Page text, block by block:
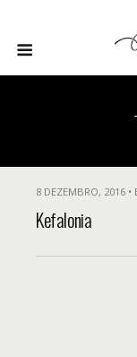
8 DEZEMBRO, 2016 •
Kefalonia